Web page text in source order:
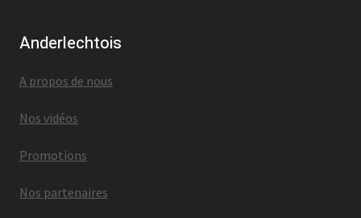
Anderlechtois
A propos de nous
Nos vidéos
Promotions
Nos partenaires